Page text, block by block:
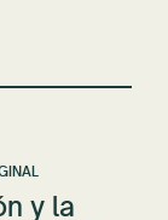
y la